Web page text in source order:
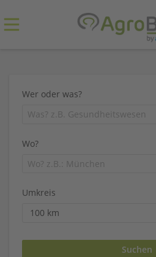
Wer oder was?
Wo?
Umkreis